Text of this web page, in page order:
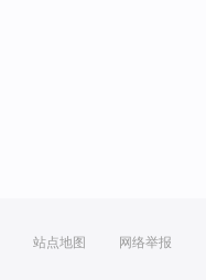
站点地图 网络举报